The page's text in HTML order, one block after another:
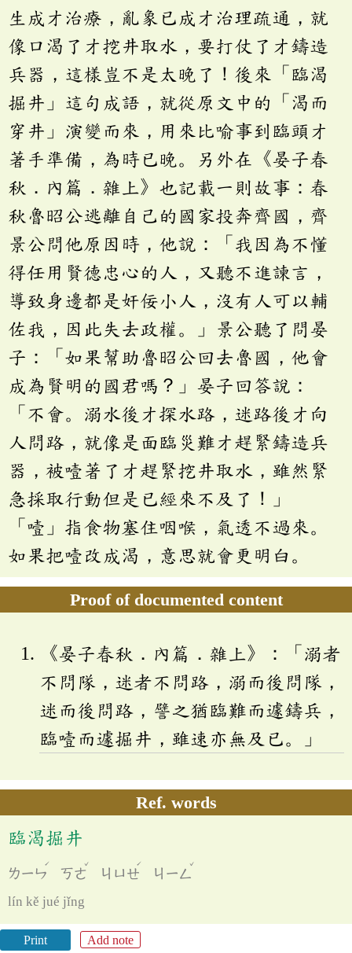
生成才治療，亂象已成才治理疏通，就
像口渴了才挖井取水，要打仗了才鑄造
兵器，這樣豈不是太晚了！後來「臨渴
掘井」這句成語，就從原文中的「渴而
穿井」演變而來，用來比喻事到臨頭才
著手準備，為時已晚。另外在《晏子春
秋．內篇．雜上》也記載一則故事：春
秋魯昭公逃離自己的國家投奔齊國，齊
景公問他原因時，他說：「我因為不懂
得任用賢德忠心的人，又聽不進諫言，
導致身邊都是奸佞小人，沒有人可以輔
佐我，因此失去政權。」景公聽了問晏
子：「如果幫助魯昭公回去魯國，他會
成為賢明的國君嗎？」晏子回答說：
「不會。溺水後才探水路，迷路後才向
人問路，就像是面臨災難才趕緊鑄造兵
器，被噎著了才趕緊挖井取水，雖然緊
急採取行動但是已經來不及了！」
「噎」指食物塞住咽喉，氣透不過來。
如果把噎改成渴，意思就會更明白。
Proof of documented content
《晏子春秋．內篇．雜上》：「溺者
不問隊，迷者不問路，溺而後問隊，
迷而後問路，譬之猶臨難而遽鑄兵，
臨噎而遽掘井，雖速亦無及已。」
Ref. words
臨渴掘井
ㄌㄧㄣ
ˊ
ㄎㄜ
ˇ
ㄐㄩㄝ
ˊ
ㄐㄧㄥ
ˇ
lín kě jué jǐng
Print Add note